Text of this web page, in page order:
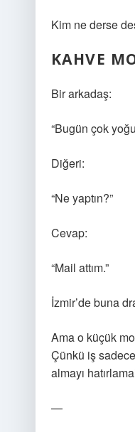
Kim ne derse
KAHVE
Bir arkadaş:
“Bugün çok
Diğeri:
“Ne yaptın?”
Cevap:
“Mail attım.”
İzmir’de buna
Ama o küçük
Çünkü iş
almayı
—